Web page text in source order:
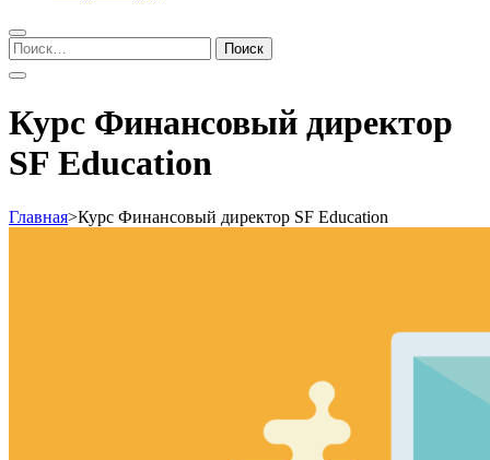
Найти:
Курс Финансовый директор
SF Education
Главная>Курс Финансовый директор SF Education